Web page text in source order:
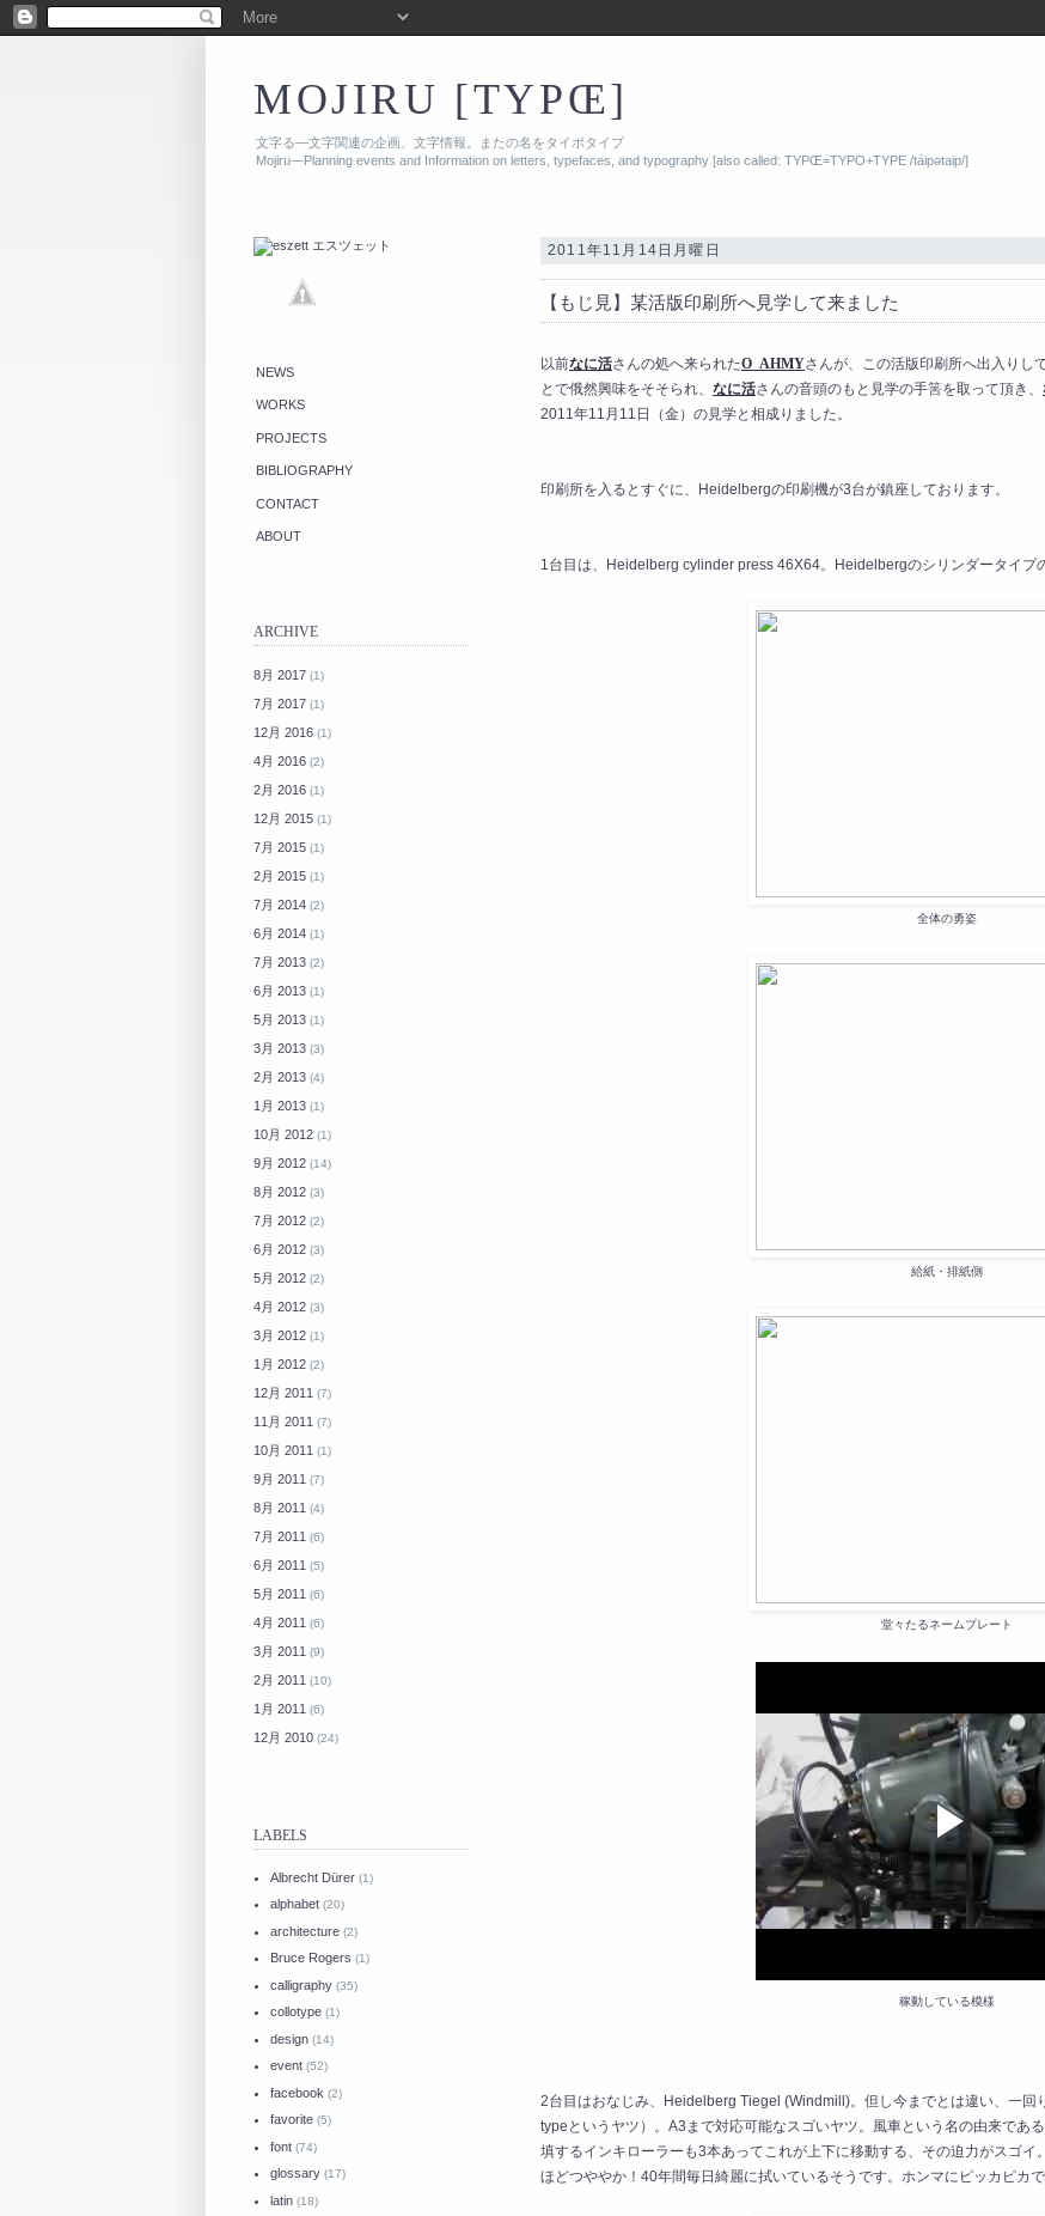
MOJIRU [TYPŒ]
文字る—文字関連の企画、文字情報。またの名をタイポタイプ
Mojiru—Planning events and Information on letters, typefaces, and typography [also called: TYPŒ=TYPO+TYPE /táipətaip/]
2011年11月14日月曜日
【もじ見】某活版印刷所へ見学して来ました
以前なに活さんの処へ来られたO_AHMYさんが、この活版印刷所へ出入りし
とで俄然興味をそそられ、 なに活さんの音頭のもと見学の手筈を取って頂き、
2011年11月11日（金）の見学と相成りました。
印刷所を入るとすぐに、Heidelbergの印刷機が3台が鎮座しております。
1台目は、Heidelberg cylinder press 46X64。Heidelbergのシリンダータイプ
全体の勇姿
給紙・排紙側
堂々たるネームプレート
稼動している模様
2台目はおなじみ、Heidelberg Tiegel (Windmill)。但し今までとは違い、一回
typeというヤツ）。A3まで対応可能なスゴいヤツ。風車という名の由来であ
填するインキローラーも3本あってこれが上下に移動する、その迫力がスゴ
ほどつややか！40年間毎日綺麗に拭いているそうです。ホンマにピッカピカで
NEWS
WORKS
PROJECTS
BIBLIOGRAPHY
CONTACT
ABOUT
ARCHIVE
8月 2017 (1)
7月 2017 (1)
12月 2016 (1)
4月 2016 (2)
2月 2016 (1)
12月 2015 (1)
7月 2015 (1)
2月 2015 (1)
7月 2014 (2)
6月 2014 (1)
7月 2013 (2)
6月 2013 (1)
5月 2013 (1)
3月 2013 (3)
2月 2013 (4)
1月 2013 (1)
10月 2012 (1)
9月 2012 (14)
8月 2012 (3)
7月 2012 (2)
6月 2012 (3)
5月 2012 (2)
4月 2012 (3)
3月 2012 (1)
1月 2012 (2)
12月 2011 (7)
11月 2011 (7)
10月 2011 (1)
9月 2011 (7)
8月 2011 (4)
7月 2011 (6)
6月 2011 (5)
5月 2011 (6)
4月 2011 (6)
3月 2011 (9)
2月 2011 (10)
1月 2011 (6)
12月 2010 (24)
LABELS
Albrecht Dürer (1)
alphabet (20)
architecture (2)
Bruce Rogers (1)
calligraphy (35)
collotype (1)
design (14)
event (52)
facebook (2)
favorite (5)
font (74)
glossary (17)
latin (18)